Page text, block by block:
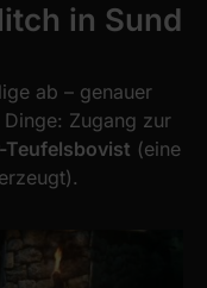
in Sund
ab – genauer
Zugang zur
Teufelsbovist (eine